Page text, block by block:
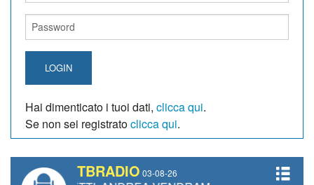
LOGIN
Hai dimenticato i tuoi dati, clicca qui.
Se non sei registratoclicca qui.
TBRADIO 03-08-26